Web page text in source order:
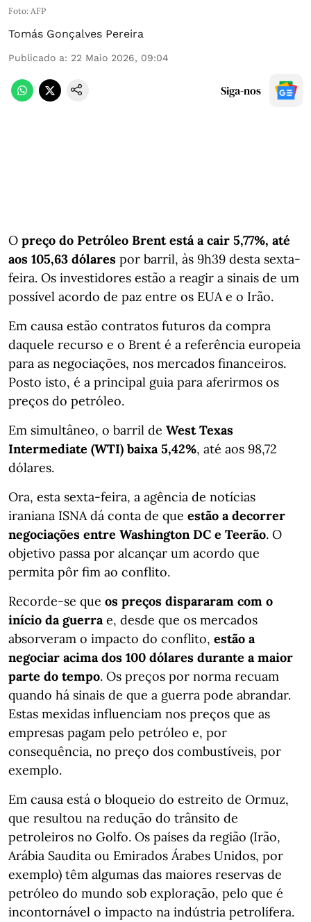
Foto: AFP
Tomás Gonçalves Pereira
Publicado a: 22 Maio 2026, 09:04
Siga-nos
O preço do Petróleo Brent está a cair 5,77%, até
aos 105,63 dólares por barril, às 9h39 desta sexta-
feira. Os investidores estão a reagir a sinais de um
possível acordo de paz entre os EUA e o Irão.
Em causa estão contratos futuros da compra
daquele recurso e o Brent é a referência europeia
para as negociações, nos mercados financeiros.
Posto isto, é a principal guia para aferirmos os
preços do petróleo.
Em simultâneo, o barril de West Texas
Intermediate (WTI) baixa 5,42%, até aos 98,72
dólares.
Ora, esta sexta-feira, a agência de notícias
iraniana ISNA dá conta de que estão a decorrer
negociações entre Washington DC e Teerão. O
objetivo passa por alcançar um acordo que
permita pôr fim ao conflito.
Recorde-se que os preços dispararam com o
início da guerra e, desde que os mercados
absorveram o impacto do conflito, estão a
negociar acima dos 100 dólares durante a maior
parte do tempo. Os preços por norma recuam
quando há sinais de que a guerra pode abrandar.
Estas mexidas influenciam nos preços que as
empresas pagam pelo petróleo e, por
consequência, no preço dos combustíveis, por
exemplo.
Em causa está o bloqueio do estreito de Ormuz,
que resultou na redução do trânsito de
petroleiros no Golfo. Os países da região (Irão,
Arábia Saudita ou Emirados Árabes Unidos, por
exemplo) têm algumas das maiores reservas de
petróleo do mundo sob exploração, pelo que é
incontornável o impacto na indústria petrolífera.